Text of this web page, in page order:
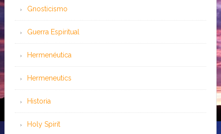
Gnosticismo
Guerra Espiritual
Hermenéutica
Hermeneutics
Historia
Holy Spirit